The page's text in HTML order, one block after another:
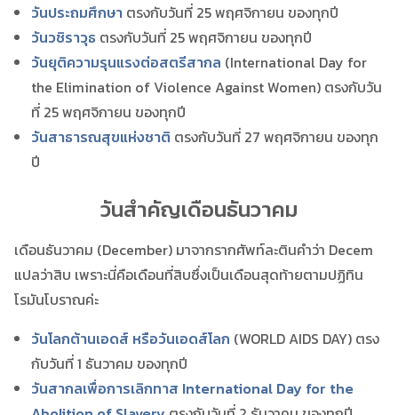
วันประถมศึกษา ตรงกับวันที่ 25 พฤศจิกายน ของทุกปี
วันวชิราวุธ ตรงกับวันที่ 25 พฤศจิกายน ของทุกปี
วันยุติความรุนแรงต่อสตรีสากล (International Day for
the Elimination of Violence Against Women) ตรงกับวัน
ที่ 25 พฤศจิกายน ของทุกปี
วันสาธารณสุขแห่งชาติ ตรงกับวันที่ 27 พฤศจิกายน ของทุก
ปี
วันสำคัญเดือนธันวาคม
เดือนธันวาคม (December) มาจากรากศัพท์ละตินคำว่า Decem
แปลว่าสิบ เพราะนี่คือเดือนที่สิบซึ่งเป็นเดือนสุดท้ายตามปฏิทิน
โรมันโบราณค่ะ
วันโลกต้านเอดส์ หรือวันเอดส์โลก (WORLD AIDS DAY) ตรง
กับวันที่ 1 ธันวาคม ของทุกปี
วันสากลเพื่อการเลิกทาส International Day for the